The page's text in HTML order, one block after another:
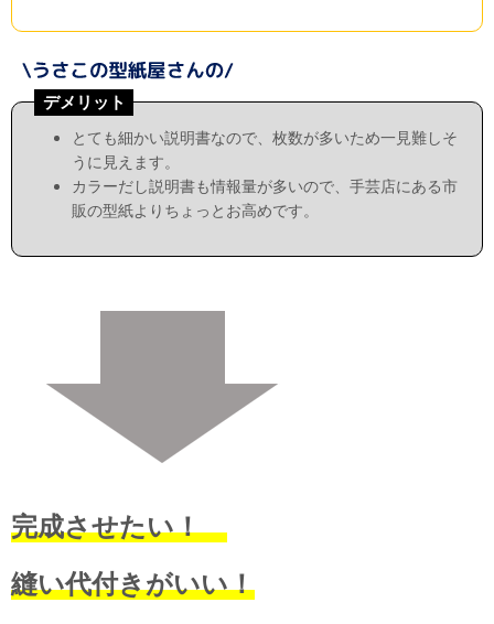
デメリット
とても細かい説明書なので、枚数が多いため一見難しそ
うに見えます。
カラーだし説明書も情報量が多いので、手芸店にある市
販の型紙よりちょっとお高めです。
完成させたい！
縫い代付きがいい！